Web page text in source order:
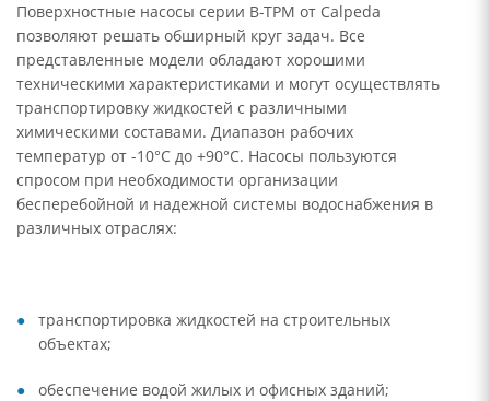
Поверхностные насосы серии B-TPM от Calpeda
позволяют решать обширный круг задач. Все
представленные модели обладают хорошими
техническими характеристиками и могут осуществлять
транспортировку жидкостей с различными
химическими составами. Диапазон рабочих
температур от -10°C до +90°C. Насосы пользуются
спросом при необходимости организации
бесперебойной и надежной системы водоснабжения в
различных отраслях:
транспортировка жидкостей на строительных
объектах;
обеспечение водой жилых и офисных зданий;